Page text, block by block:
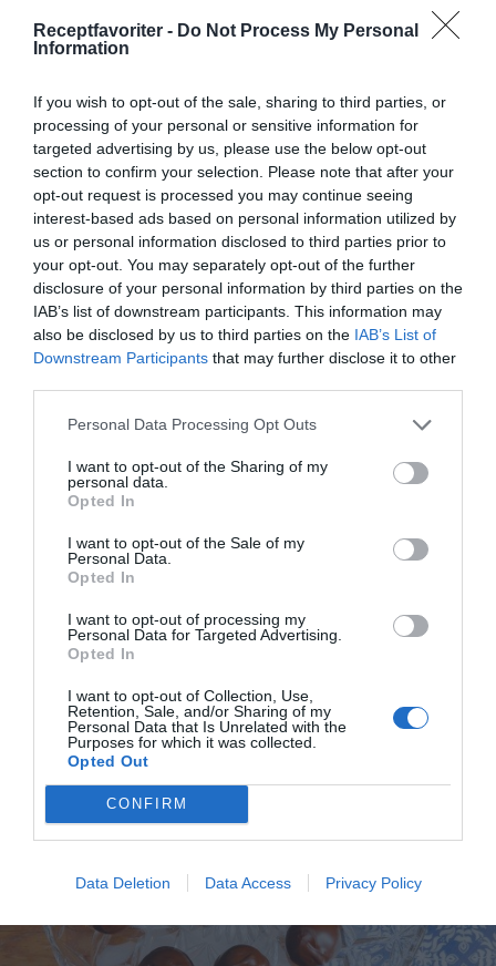
Receptfavoriter - Do Not Process My Personal
Information
If you wish to opt-out of the sale, sharing to third parties, or
processing of your personal or sensitive information for
targeted advertising by us, please use the below opt-out
section to confirm your selection. Please note that after your
opt-out request is processed you may continue seeing
interest-based ads based on personal information utilized by
us or personal information disclosed to third parties prior to
your opt-out. You may separately opt-out of the further
disclosure of your personal information by third parties on the
IAB’s list of downstream participants. This information may
also be disclosed by us to third parties on the IAB’s List of
Downstream Participants that may further disclose it to other
Personal Data Processing Opt Outs
I want to opt-out of the Sharing of my
personal data.
Opted In
I want to opt-out of the Sale of my
Personal Data.
Opted In
I want to opt-out of processing my
Personal Data for Targeted Advertising.
Opted In
I want to opt-out of Collection, Use,
Retention, Sale, and/or Sharing of my
Personal Data that Is Unrelated with the
Purposes for which it was collected.
Opted Out
CONFIRM
Data Deletion Data Access Privacy Policy
Hemgjorda glöggpraliner är chokladtryfflar av
mörk choklad smaksatt med glögg toppade med en
Tryffel med nougat, mandelmassa och vit choklad.
En söt och ljus tryffel rullad i kokos. Varianter...
RECEPT
RECEPT